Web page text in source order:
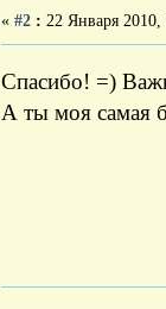
« #2 : 22 Января 2010,
Спасибо! =)
А ты моя самая